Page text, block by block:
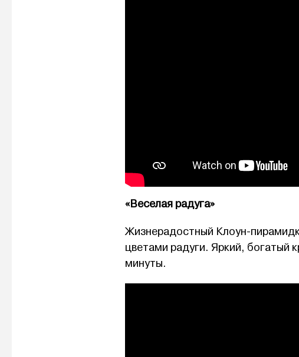
«Веселая радуга»
Жизнерадостный Клоун-
цветами радуги. Яркий, богатый
минуты.